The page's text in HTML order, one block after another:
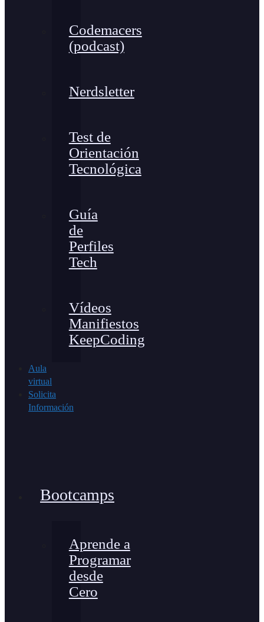
Codemacers
(podcast)
Nerdsletter
Test de
Orientación
Tecnológica
Guía
de
Perfiles
Tech
Vídeos
Manifiestos
KeepCoding
Aula
virtual
Solicita
Información
Bootcamps
Aprende a
Programar
desde
Cero